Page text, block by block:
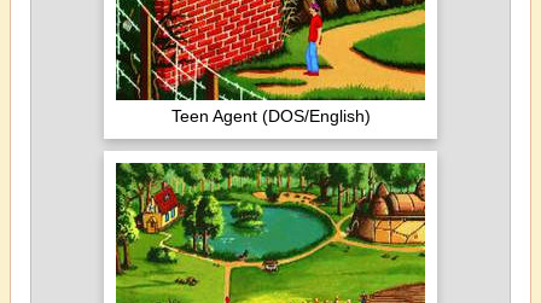
Teen Agent (DOS/English)